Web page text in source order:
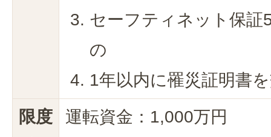
セーフティネット保証
の
1年以内に罹災証明書
限度
運転資金：1,000万円